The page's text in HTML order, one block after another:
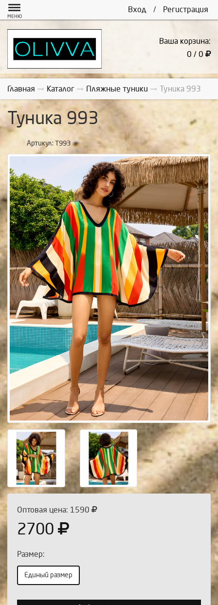
Вход / Регистрация
МЕНЮ
Ваша корзина:
0 / 0
Главная Каталог Пляжные туники Туника 993
Туника 993
Артикул: Т993
Оптовая цена: 1590
2700
Размер:
Единый размер
Выберите количество: